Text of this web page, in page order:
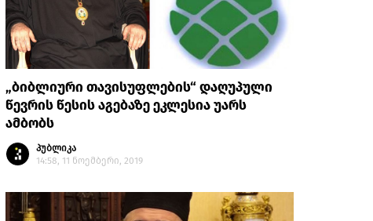
„ბიბლიური თავისუფლების“ დაღუპული
წევრის წესის აგებაზე ეკლესია უარს
ამბობს
პუბლიკა
14:58, 11 ნოემბერი, 2019